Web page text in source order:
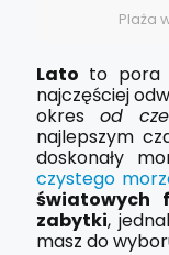
Plaża
Lato to pora
najczęściej
okres od
najlepszym
doskonały
czystego
światowych
zabytki,
masz do